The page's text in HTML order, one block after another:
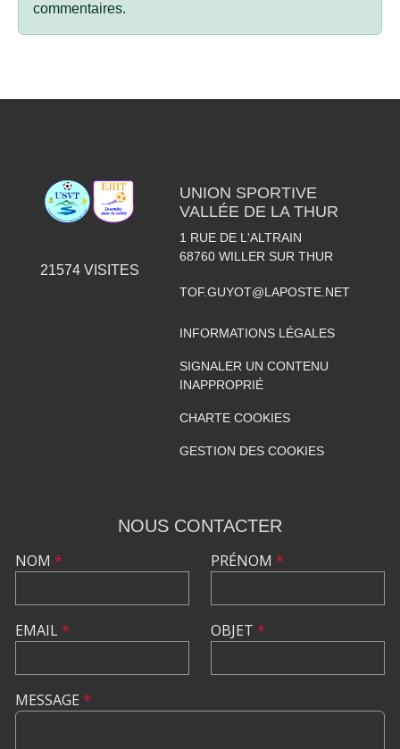
commentaires.
21574VISITES
UNION SPORTIVE
VALLÉE DE LA THUR
1 RUE DE L'ALTRAIN
68760 WILLER SUR THUR
TOF.GUYOT@LAPOSTE.NET
INFORMATIONS LÉGALES
SIGNALER UN CONTENU
INAPPROPRIÉ
CHARTE COOKIES
GESTION DES COOKIES
NOUS CONTACTER
NOM *
EMAIL*
PRÉNOM *
OBJET *
MESSAGE *